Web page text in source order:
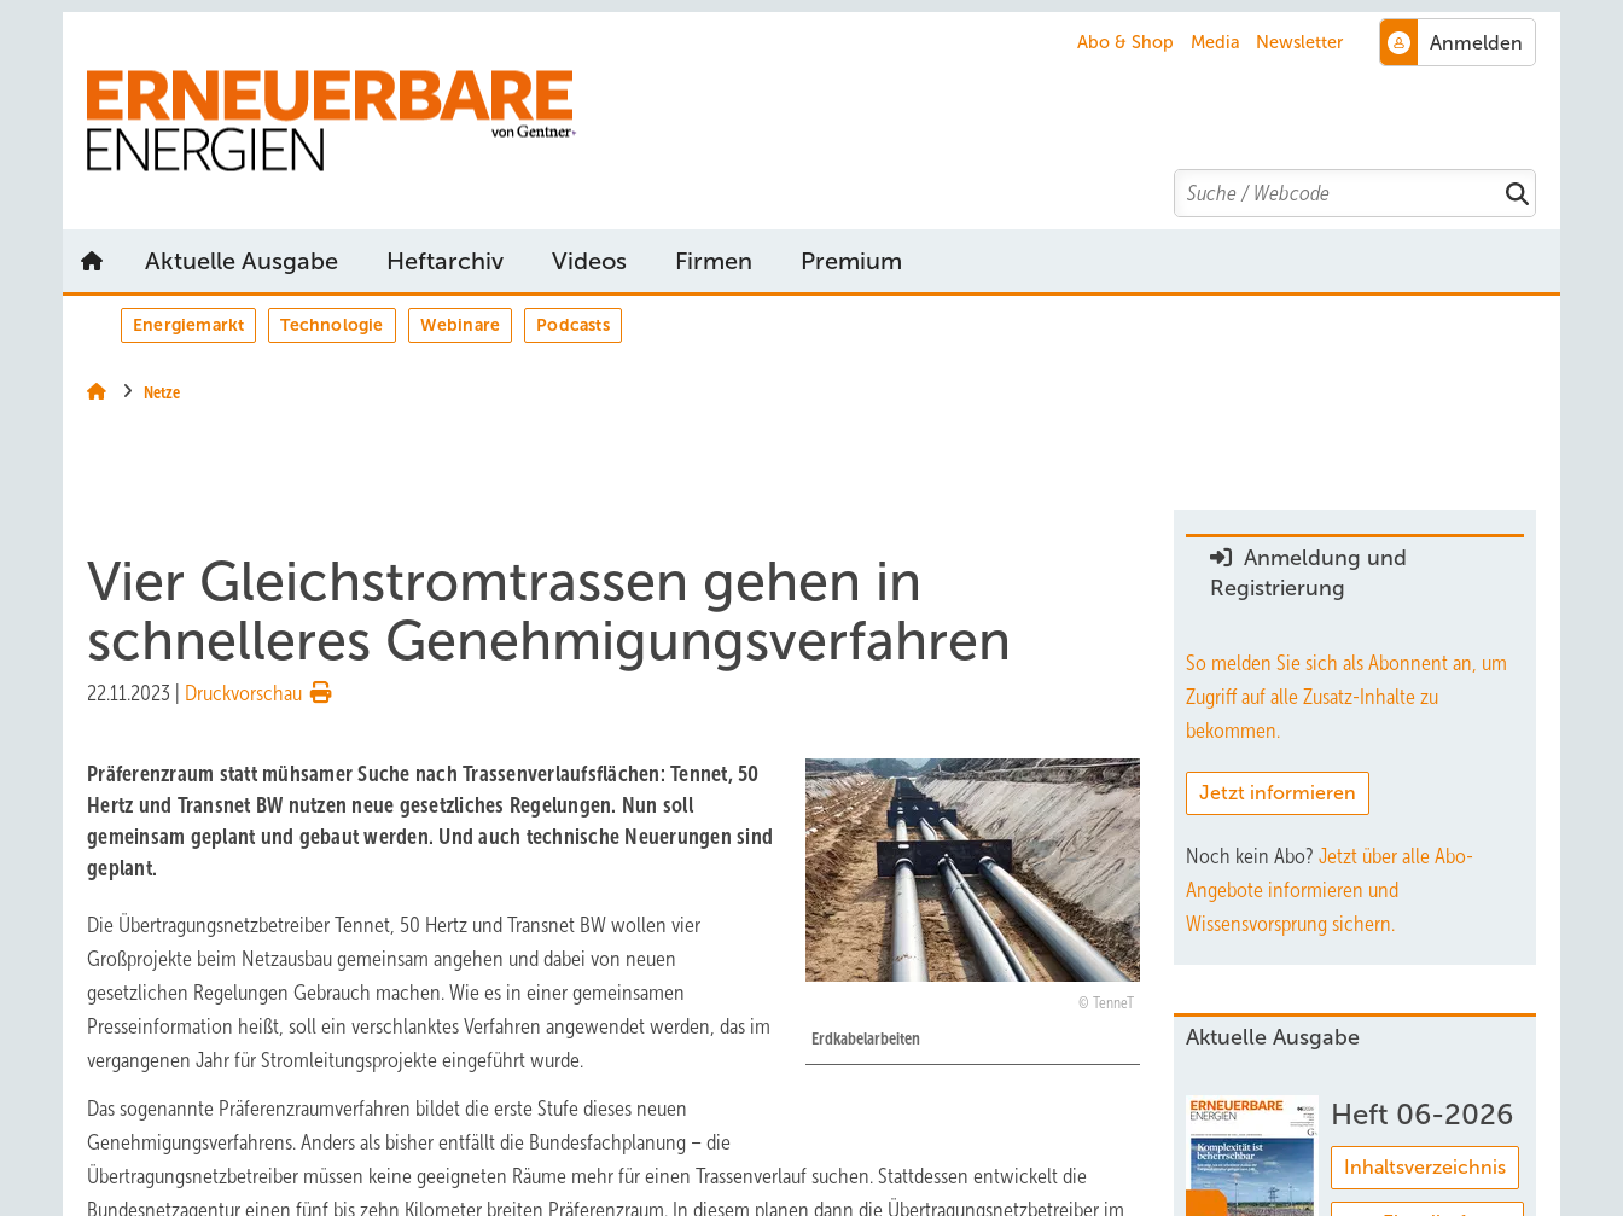
Abo & Shop Media Newsletter
Search
Aktuelle Ausgabe Heftarchiv Videos Firmen Premium
Energiemarkt Technologie Webinare Podcasts
Netze
Vier Gleichstromtrassen gehen in
schnelleres Genehmigungsverfahren
22.11.2023 Druckvorschau
TenneT
Erdkabelarbeiten
Präferenzraum statt mühsamer Suche nach Trassenverlaufsflächen: Tennet, 50
Hertz und Transnet BW nutzen neue gesetzliches Regelungen. Nun soll
gemeinsam geplant und gebaut werden. Und auch technische Neuerungen sind
geplant.
Die Übertragungsnetzbetreiber Tennet, 50 Hertz und Transnet BW wollen vier
Großprojekte beim Netzausbau gemeinsam angehen und dabei von neuen
gesetzlichen Regelungen Gebrauch machen. Wie es in einer gemeinsamen
Presseinformation heißt, soll ein verschlanktes Verfahren angewendet werden, das im
vergangenen Jahr für Stromleitungsprojekte eingeführt wurde.
Das sogenannte Präferenzraumverfahren bildet die erste Stufe dieses neuen
Genehmigungsverfahrens. Anders als bisher entfällt die Bundesfachplanung – die
Übertragungsnetzbetreiber müssen keine geeigneten Räume mehr für einen Trassenverlauf suchen. Stattdessen entwickelt die
Bundesnetzagentur einen fünf bis zehn Kilometer breiten Präferenzraum. In diesem planen dann die Übertragungsnetzbetreiber im
Anmeldung und
Registrierung
So melden Sie sich als Abonnent an, um
Zugriff auf alle Zusatz-Inhalte zu
bekommen.
Jetzt informieren
Noch kein Abo? Jetzt über alle Abo-
Angebote informieren und
Wissensvorsprung sichern.
Aktuelle Ausgabe
Heft 06-2026
Inhaltsverzeichnis